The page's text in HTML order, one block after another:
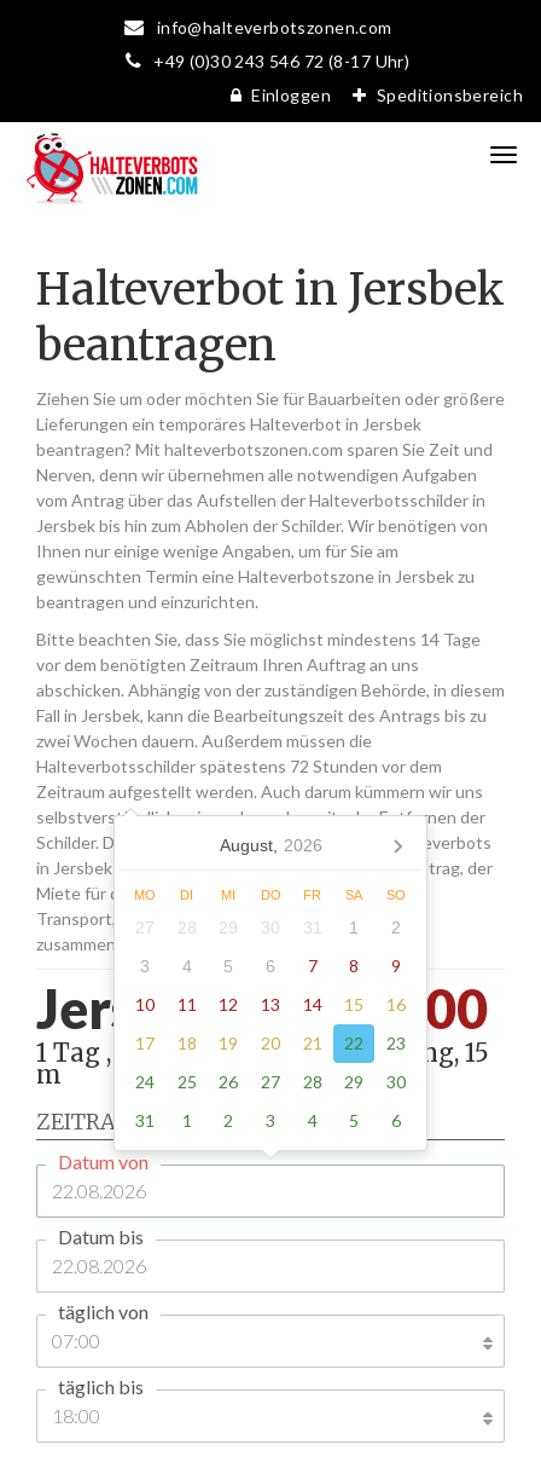
info@halteverbotszonen.com
+49 (0)30 243 546 72 (8-17 Uhr)
Einloggen
Speditionsbereich
Halteverbot in Jersbek
beantragen
Ziehen Sie um oder möchten Sie für Bauarbeiten oder größere
Lieferungen ein temporäres Halteverbot in Jersbek
beantragen? Mit halteverbotszonen.com sparen Sie Zeit und
Nerven, denn wir übernehmen alle notwendigen Aufgaben
vom Antrag über das Aufstellen der Halteverbotsschilder in
Jersbek bis hin zum Abholen der Schilder. Wir benötigen von
Ihnen nur einige wenige Angaben, um für Sie am
gewünschten Termin eine Halteverbotszone in Jersbek zu
beantragen und einzurichten.
Bitte beachten Sie, dass Sie möglichst mindestens 14 Tage
vor dem benötigten Zeitraum Ihren Auftrag an uns
abschicken. Abhängig von der zuständigen Behörde, in diesem
Fall in Jersbek, kann die Bearbeitungszeit des Antrags bis zu
zwei Wochen dauern. Außerdem müssen die
Halteverbotsschilder spätestens 72 Stunden vor dem
Zeitraum aufgestellt werden. Auch darum kümmern wir uns
selbstverständlich, wie auch um das zeitnahe Entfernen der
Schilder. Die Kosten für die Beantragung eines Halteverbots
in Jersbek setzen sich aus den Gebühren für den Antrag, der
Miete für die Schilder sowie einer Pauschale für den
Transport, das Aufstellen und Abholen der Schilder
zusammen.
Jersbek - 215.00
1 Tag , Stellung gemäß Anordnung, 15
m
ZEITRAUM
Datum von
Datum bis
täglich von
täglich bis
August, 2026
MO DI MI DO FR SA SO
27 28 29 30 31 1
2
3
4 5 6 7 8
9
10
11 12 13 14 15
16
17
18 19 20 21 22
23
24
25 26 27 28 29
30
31
1 2 3 4 5 6